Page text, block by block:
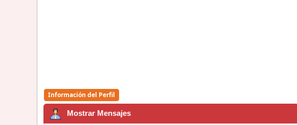
Información del Perfil
Mostrar Mensajes